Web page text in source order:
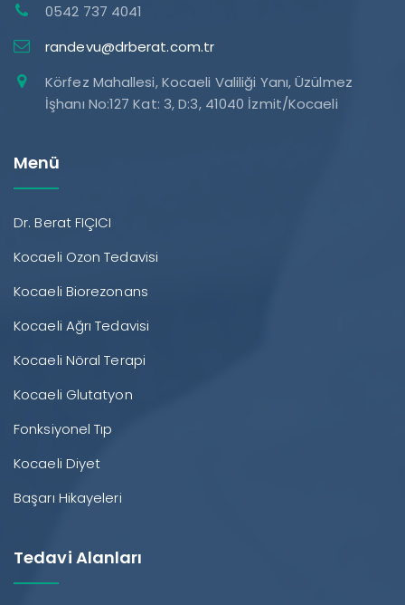
0542 737 4041
randevu@drberat.com.tr
Körfez Mahallesi, Kocaeli Valiliği Yanı, Üzülmez
İşhanı No:127 Kat: 3, D:3, 41040 İzmit/Kocaeli
Menü
Dr. Berat FIÇICI
Kocaeli Ozon Tedavisi
Kocaeli Biorezonans
Kocaeli Ağrı Tedavisi
Kocaeli Nöral Terapi
Kocaeli Glutatyon
Fonksiyonel Tıp
Kocaeli Diyet
Başarı Hikayeleri
Tedavi Alanları